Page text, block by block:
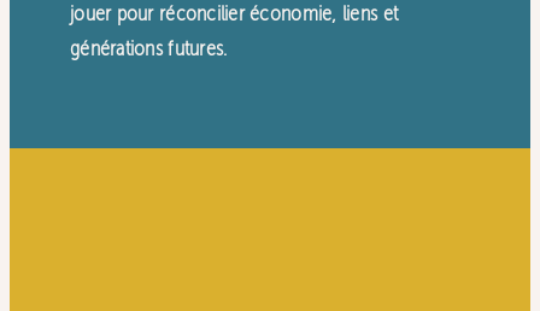
jouer pour réconcilier économie, liens et
générations futures.